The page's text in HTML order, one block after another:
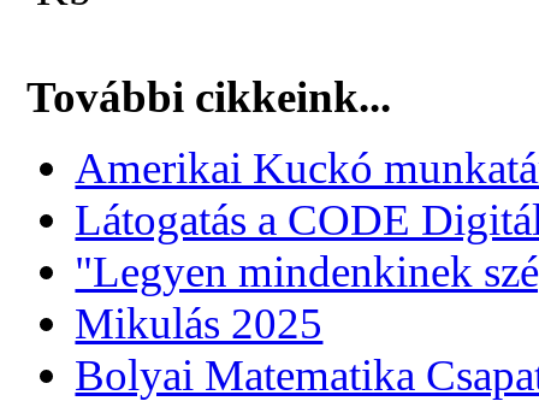
További cikkeink...
Amerikai Kuckó
Látogatás a CODE
"Legyen mindenkinek
Mikulás 2025
Bolyai Matematika